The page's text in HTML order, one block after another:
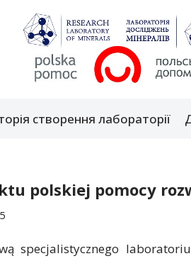
створення лабораторії
polskiej pomocy
specjalistycznego